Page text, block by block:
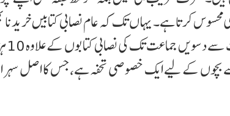
کرتا ہے۔ یہا ں تک کہ عام نصابی کتابیں
اس
بچوں کے لیے ایک خصوصی تحفہ ہے، جس کا اصل سہرا